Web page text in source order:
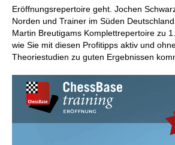
Eröffnungsrepertoire geht. Jochen
Norden und Trainer im Süden
Martin Breutigams Komplettrepertoire zu
wie Sie mit diesen Profitipps aktiv und
Theoriestudien zu guten Ergebnissen